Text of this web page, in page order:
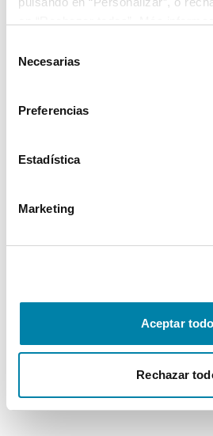
Necesarias
Preferencias
Estadística
Marketing
Aceptar todo
Rechazar